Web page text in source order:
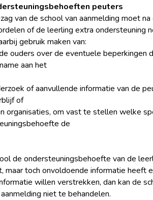
peuters
van de school van aanmelding moet na
of de leerling extra ondersteuning
gebruik maken van:
ouders over de eventuele beperkingen
aan het
of aanvullende informatie van de
of
organisaties, om vast te stellen welke
de
de ondersteuningsbehoefte van de
maar toch onvoldoende informatie heeft
willen verstrekken, dan kan de
niet te behandelen.